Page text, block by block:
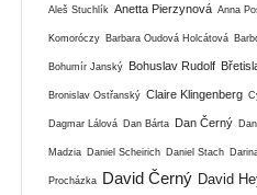
Aleš Stuchlík Anetta Pierzynová Anna
Komoróczy Barbara Oudová Holcátová
Bohumír Janský Bohuslav Rudolf
Bronislav Ostřanský Claire Klingenberg
Dagmar Lálová Dan Bárta Dan Černý
Madzia Daniel Scheirich Daniel Stach
Procházka David Černý David